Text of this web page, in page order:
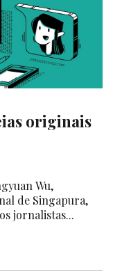
originais
Wu,
de Singapura,
jornalistas...